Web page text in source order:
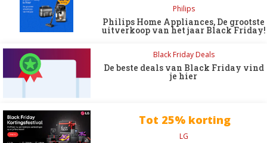
Philips
Philips Home Appliances, De grootste
uitverkoop van het jaar Black Friday!
Black Friday Deals
De beste deals van Black Friday vind
je hier
Tot 25% korting
LG